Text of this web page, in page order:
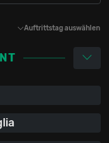
Auftrittstag auswählen